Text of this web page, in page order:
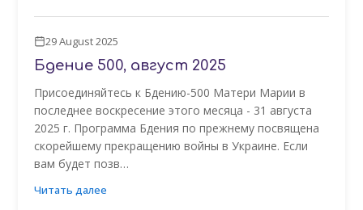
29 August 2025
Бдение 500, август 2025
Присоединяйтесь к Бдению-500 Матери Марии в
последнее воскресение этого месяца - 31 августа
2025 г. Программа Бдения по прежнему посвящена
скорейшему прекращению войны в Украине. Если
вам будет позв…
Читать далее